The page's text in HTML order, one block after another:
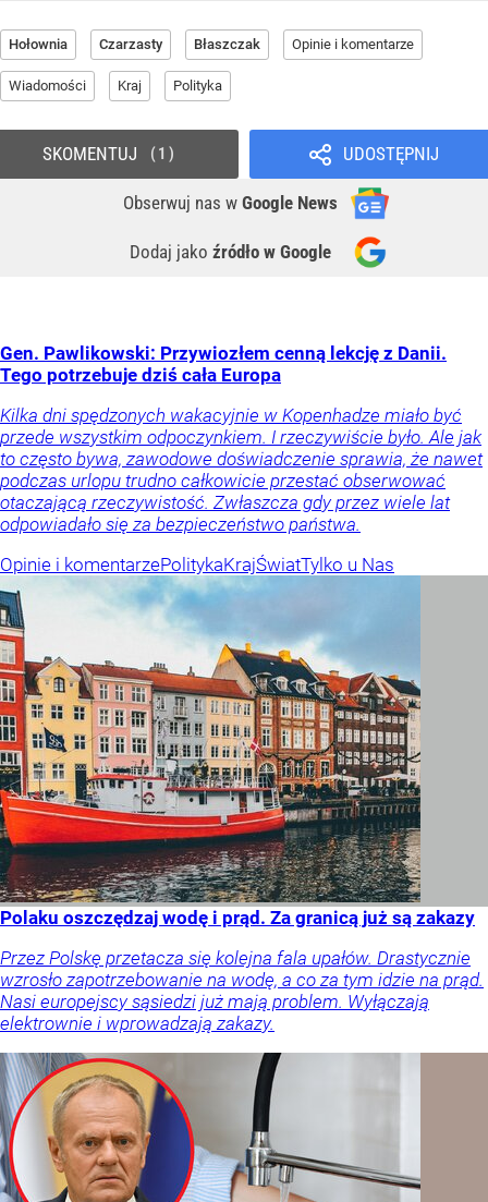
Hołownia Czarzasty Błaszczak Opinie i komentarze
Wiadomości Kraj Polityka
UDOSTĘPNIJ
Obserwuj nas w Google News
Dodaj jako źródło w Google
SKOMENTUJ 1
Gen. Pawlikowski: Przywiozłem cenną lekcję z Danii.
Tego potrzebuje dziś cała Europa
Kilka dni spędzonych wakacyjnie w Kopenhadze miało być
przede wszystkim odpoczynkiem. I rzeczywiście było. Ale jak
to często bywa, zawodowe doświadczenie sprawia, że nawet
podczas urlopu trudno całkowicie przestać obserwować
otaczającą rzeczywistość. Zwłaszcza gdy przez wiele lat
odpowiadało się za bezpieczeństwo państwa.
Opinie i komentarzePolitykaKrajŚwiatTylko u Nas
Polaku oszczędzaj wodę i prąd. Za granicą już są zakazy
Przez Polskę przetacza się kolejna fala upałów. Drastycznie
wzrosło zapotrzebowanie na wodę, a co za tym idzie na prąd.
Nasi europejscy sąsiedzi już mają problem. Wyłączają
elektrownie i wprowadzają zakazy.